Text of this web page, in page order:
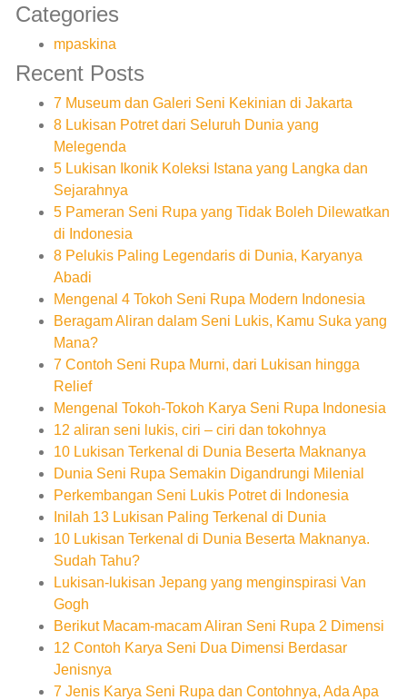
Categories
mpaskina
Recent Posts
7 Museum dan Galeri Seni Kekinian di Jakarta
8 Lukisan Potret dari Seluruh Dunia yang
Melegenda
5 Lukisan Ikonik Koleksi Istana yang Langka dan
Sejarahnya
5 Pameran Seni Rupa yang Tidak Boleh Dilewatkan
di Indonesia
8 Pelukis Paling Legendaris di Dunia, Karyanya
Abadi
Mengenal 4 Tokoh Seni Rupa Modern Indonesia
Beragam Aliran dalam Seni Lukis, Kamu Suka yang
Mana?
7 Contoh Seni Rupa Murni, dari Lukisan hingga
Relief
Mengenal Tokoh-Tokoh Karya Seni Rupa Indonesia
12 aliran seni lukis, ciri – ciri dan tokohnya
10 Lukisan Terkenal di Dunia Beserta Maknanya
Dunia Seni Rupa Semakin Digandrungi Milenial
Perkembangan Seni Lukis Potret di Indonesia
Inilah 13 Lukisan Paling Terkenal di Dunia
10 Lukisan Terkenal di Dunia Beserta Maknanya.
Sudah Tahu?
Lukisan-lukisan Jepang yang menginspirasi Van
Gogh
Berikut Macam-macam Aliran Seni Rupa 2 Dimensi
12 Contoh Karya Seni Dua Dimensi Berdasar
Jenisnya
7 Jenis Karya Seni Rupa dan Contohnya, Ada Apa